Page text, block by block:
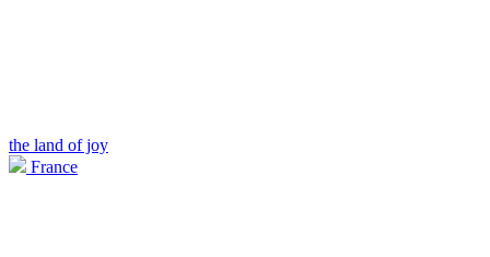
the land of joy
France